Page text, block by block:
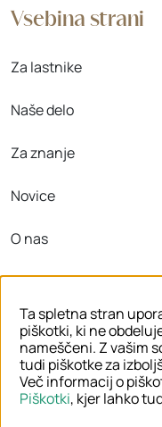
Vsebina strani
Za lastnike
Naše delo
Za znanje
Novice
O nas
Območne enote
© 2026 ZVKDS
PRAVNO OBVESTILO
Ta spletna stran
piškotki, ki ne
nameščeni. Z vašim
tudi piškotke za
Več informacij o
Piškotki, kjer lahko